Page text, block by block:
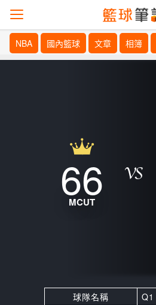
NBA 國內籃球 文章 相簿
66
MCUT
球隊名稱 Q1